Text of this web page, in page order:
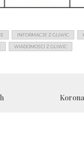
INFORMACJE Z GLIWIC
WIADOMOŚCI Z GLIWIC